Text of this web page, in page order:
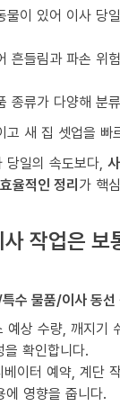
물이 있어 이사 당
흔들림과 파손 위
종류가 다양해 분
고 새 집 셋업을 빠
당일의 속도보다,
율적인 정리가 핵
작업은 보
수 물품/이사 동선
예상 수량, 깨지기
확인합니다.
이터 예약, 계단
영향을 줍니다.